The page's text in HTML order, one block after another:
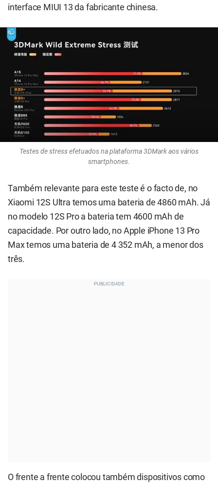
interface MIUI 13 da fabricante chinesa.
Testes de stress efetuados na plataforma 3DMark aos vários
smartphones.
Também relevante para este teste é o facto de, no
Xiaomi 12S Ultra temos uma bateria de 4860 mAh. Já
no modelo 12S Pro a bateria tem 4600 mAh de
capacidade. Por outro lado, no Apple iPhone 13 Pro
Max temos uma bateria de 4 352 mAh, a menor dos
três.
O frente a frente colocou também dispositivos como